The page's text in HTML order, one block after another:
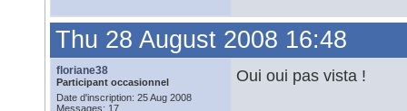
Thu 28 August 2008 16:48
floriane38
Participant occasionnel
Date d'inscription: 25 Aug 2008
Messages: 17
Oui oui pas vista !